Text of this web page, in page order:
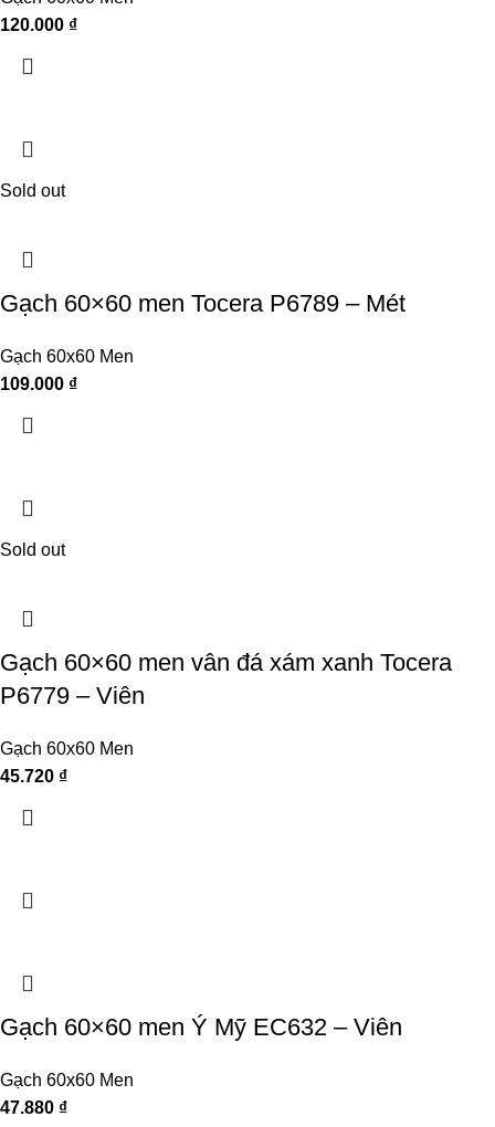
120.000 ₫
Sold out
Gạch 60×60 men Tocera P6789 – Mét
Gạch 60x60 Men
109.000 ₫
Sold out
Gạch 60×60 men vân đá xám xanh Tocera
P6779 – Viên
Gạch 60x60 Men
45.720 ₫
Gạch 60×60 men Ý Mỹ EC632 – Viên
Gạch 60x60 Men
47.880 ₫